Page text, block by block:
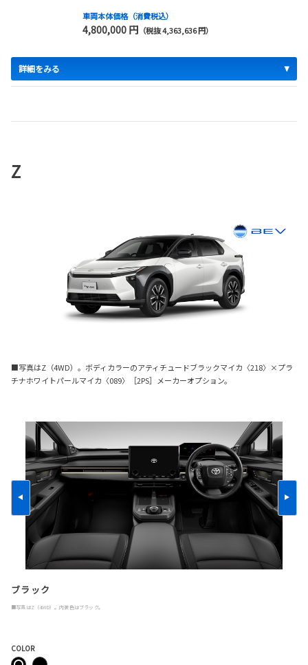
車両本体価格（消費税込）
4,800,000 円 （税抜 4,363,636 円）
詳細をみる
Z
■写真はZ（4WD）。ボディカラーのアティチュードブラックマイカ〈218〉×プラ
チナホワイトパールマイカ〈089〉［2PS］メーカーオプション。
ブラック
■写真はZ（4WD）。内装色はブラック。
COLOR